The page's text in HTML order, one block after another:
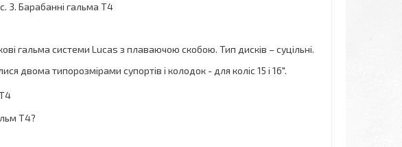
3. Барабанні гальма Т4
гальма системи Lucas з плаваючою скобою. Тип дисків – суцільні.
двома типорозмірами супортів і колодок - для коліс 15 і 16".
Т4?